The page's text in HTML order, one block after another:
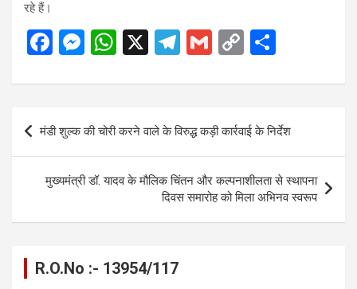
रहे हैं।
F
ce
b
o
o
M
se
n
g
er
W
at
A
p
p
X
T
e
gr
a
m
G
ail
C
py
Li
n
k
ar
e
Post
navigation
मंडी शुल्क की चोरी करने वाले के विरुद्ध कड़ी कार्रवाई के निर्देश
मुख्यमंत्री डॉ. यादव के मौलिक चिंतन और कल्पनाशीलता से स्थापना
दिवस समारोह को मिला अभिनव स्वरूप
R.O.No :- 13954/117